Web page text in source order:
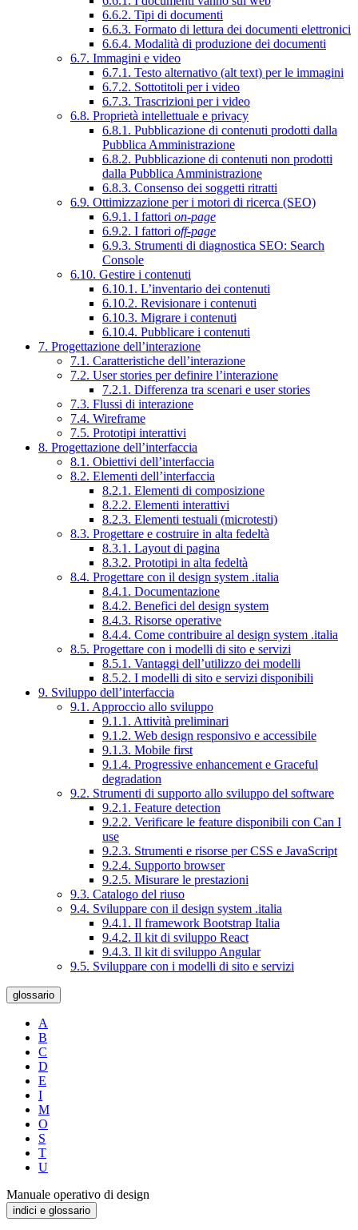
6.6.2. Tipi di documenti
6.6.3. Formato di lettura dei documenti elettronici
6.6.4. Modalità di produzione dei documenti
6.7. Immagini e video
6.7.1. Testo alternativo (alt text) per le immagini
6.7.2. Sottotitoli per i video
6.7.3. Trascrizioni per i video
6.8. Proprietà intellettuale e privacy
6.8.1. Pubblicazione di contenuti prodotti dalla
Pubblica Amministrazione
6.8.2. Pubblicazione di contenuti non prodotti
dalla Pubblica Amministrazione
6.8.3. Consenso dei soggetti ritratti
6.9. Ottimizzazione per i motori di ricerca (SEO)
6.9.1. I fattori on-page
6.9.2. I fattori off-page
6.9.3. Strumenti di diagnostica SEO: Search
Console
6.10. Gestire i contenuti
6.10.1. L’inventario dei contenuti
6.10.2. Revisionare i contenuti
6.10.3. Migrare i contenuti
6.10.4. Pubblicare i contenuti
7. Progettazione dell’interazione
7.1. Caratteristiche dell’interazione
7.2. User stories per definire l’interazione
7.2.1. Differenza tra scenari e user stories
7.3. Flussi di interazione
7.4. Wireframe
7.5. Prototipi interattivi
8. Progettazione dell’interfaccia
8.1. Obiettivi dell’interfaccia
8.2. Elementi dell’interfaccia
8.2.1. Elementi di composizione
8.2.2. Elementi interattivi
8.2.3. Elementi testuali (microtesti)
8.3. Progettare e costruire in alta fedeltà
8.3.1. Layout di pagina
8.3.2. Prototipi in alta fedeltà
8.4. Progettare con il design system .italia
8.4.1. Documentazione
8.4.2. Benefici del design system
8.4.3. Risorse operative
8.4.4. Come contribuire al design system .italia
8.5. Progettare con i modelli di sito e servizi
8.5.1. Vantaggi dell’utilizzo dei modelli
8.5.2. I modelli di sito e servizi disponibili
9. Sviluppo dell’interfaccia
9.1. Approccio allo sviluppo
9.1.1. Attività preliminari
9.1.2. Web design responsivo e accessibile
9.1.3. Mobile first
9.1.4. Progressive enhancement e Graceful
degradation
9.2. Strumenti di supporto allo sviluppo del software
9.2.1. Feature detection
9.2.2. Verificare le feature disponibili con Can I
use
9.2.3. Strumenti e risorse per CSS e JavaScript
9.2.4. Supporto browser
9.2.5. Misurare le prestazioni
9.3. Catalogo del riuso
9.4. Sviluppare con il design system .italia
9.4.1. Il framework Bootstrap Italia
9.4.2. Il kit di sviluppo React
9.4.3. Il kit di sviluppo Angular
9.5. Sviluppare con i modelli di sito e servizi
glossario
A
B
C
D
E
I
M
O
S
T
U
Manuale operativo di design
indici e glossario